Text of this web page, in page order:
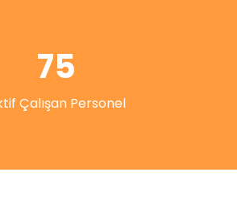
75
Çalışan Personel